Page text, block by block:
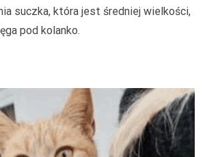
suczka, która jest średniej wielkości,
pod kolanko.